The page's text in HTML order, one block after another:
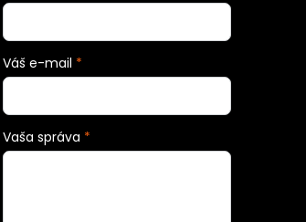
Váš e-mail *
Vaša správa *